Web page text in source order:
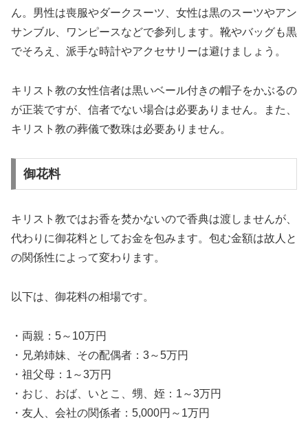
ん。男性は喪服やダークスーツ、女性は黒のスーツやアン
サンブル、ワンピースなどで参列します。靴やバッグも黒
でそろえ、派手な時計やアクセサリーは避けましょう。
キリスト教の女性信者は黒いベール付きの帽子をかぶるの
が正装ですが、信者でない場合は必要ありません。また、
キリスト教の葬儀で数珠は必要ありません。
御花料
キリスト教ではお香を焚かないので香典は渡しませんが、
代わりに御花料としてお金を包みます。包む金額は故人と
の関係性によって変わります。
以下は、御花料の相場です。
・両親：5～10万円
・兄弟姉妹、その配偶者：3～5万円
・祖父母：1～3万円
・おじ、おば、いとこ、甥、姪：1～3万円
・友人、会社の関係者：5,000円～1万円